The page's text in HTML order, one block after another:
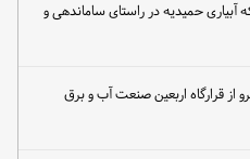
آبیاری حمیدیه در راستای ساماندهی و
از قرارگاه اربعین صنعت آب و برق